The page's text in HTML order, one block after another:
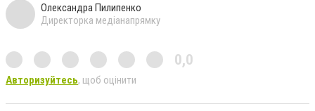
Олександра Пилипенко
Директорка медіанапрямку
0,0
Авторизуйтесь, щоб оцінити